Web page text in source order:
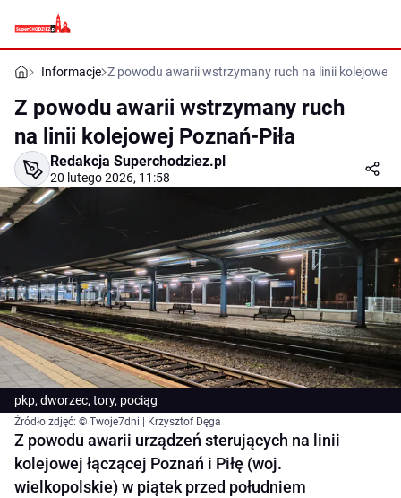
Informacje Z powodu awarii wstrzymany ruch na linii kolejowej
Z powodu awarii wstrzymany ruch
na linii kolejowej Poznań-Piła
Redakcja Superchodziez.pl
20 lutego 2026, 11:58
pkp, dworzec, tory, pociąg
Źródło zdjęć: © Twoje7dni | Krzysztof Dęga
Z powodu awarii urządzeń sterujących na linii
kolejowej łączącej Poznań i Piłę (woj.
wielkopolskie) w piątek przed południem